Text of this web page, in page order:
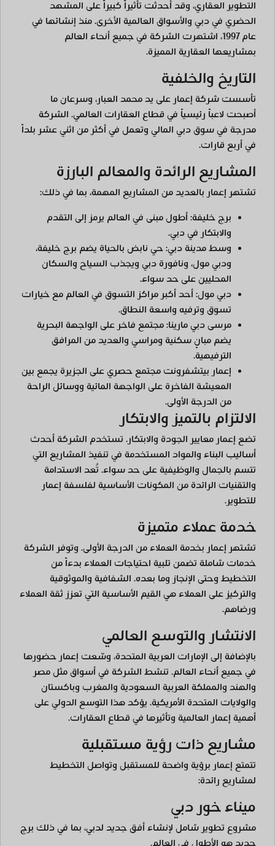
التطوير العقاري، وقد أحدثت تأثيراً كبيراً على المشهد
الحضري في دبي والأسواق العالمية الأخرى. منذ إنشائها في
عام 1997، اشتهرت الشركة في جميع أنحاء العالم
بمشاريعها العقارية المميزة.
التاريخ والخلفية
تأسست شركة إعمار على يد محمد العبار، وسرعان ما
أصبحت لاعباً رئيسياً في قطاع العقارات العالمي. الشركة
مدرجة في سوق دبي المالي وتعمل في أكثر من اثني عشر بلداً
في أربع قارات.
المشاريع الرائدة والمعالم البارزة
تشتهر إعمار بالعديد من المشاريع المهمة، بما في ذلك:
برج خليفة: أطول مبنى في العالم يرمز إلى التقدم
والابتكار في دبي.
وسط مدينة دبي: حي نابض بالحياة يضم برج خليفة،
ودبي مول، ونافورة دبي ويجذب السياح والسكان
المحليين على حد سواء.
دبي مول: أحد أكبر مراكز التسوق في العالم مع خيارات
تسوق وترفيه واسعة النطاق.
مرسى دبي مارينا: مجتمع فاخر على الواجهة البحرية
يضم مبانٍ سكنية ومراسي والعديد من المرافق
الترفيهية.
إعمار بيتشفرونت مجتمع حصري على الجزيرة يجمع بين
المعيشة الفاخرة على الواجهة المائية ووسائل الراحة
من الدرجة الأولى.
الالتزام بالتميز والابتكار
تضع إعمار معايير الجودة والابتكار. تستخدم الشركة أحدث
أساليب البناء والمواد المستخدمة في تنفيذ المشاريع التي
تتسم بالجمال والوظيفية على حد سواء. تُعد الاستدامة
والتقنيات الرائدة من المكونات الأساسية لفلسفة إعمار
للتطوير.
خدمة عملاء متميزة
تشتهر إعمار بخدمة العملاء من الدرجة الأولى. وتوفر الشركة
خدمات شاملة تضمن تلبية احتياجات العملاء بدءاً من
التخطيط وحتى الإنجاز وما بعده. الشفافية والموثوقية
والتركيز على العملاء هي القيم الأساسية التي تعزز ثقة العملاء
ورضاهم.
الانتشار والتوسع العالمي
بالإضافة إلى الإمارات العربية المتحدة، وسّعت إعمار حضورها
في جميع أنحاء العالم. تنشط الشركة في أسواق مثل مصر
والهند والمملكة العربية السعودية والمغرب وباكستان
والولايات المتحدة الأمريكية. يؤكد هذا التوسع الدولي على
أهمية إعمار العالمية وتأثيرها في قطاع العقارات.
مشاريع ذات رؤية مستقبلية
تتمتع إعمار برؤية واضحة للمستقبل وتواصل التخطيط
لمشاريع رائدة:
ميناء خور دبي
مشروع تطوير شامل لإنشاء أفق جديد لدبي، بما في ذلك برج
جديد هو الأطول في العالم.